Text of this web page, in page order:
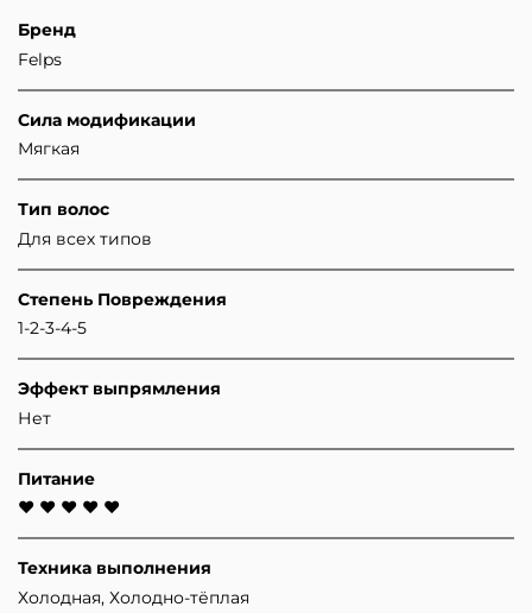
Бренд
Felps
Сила модификации
Мягкая
Тип волос
Для всех типов
Степень Повреждения
1-2-3-4-5
Эффект выпрямления
Нет
Питание
♥ ♥ ♥ ♥ ♥
Техника выполнения
Холодная, Холодно-тёплая